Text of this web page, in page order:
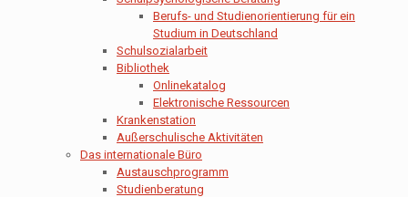
Berufs- und Studienorientierung für ein
Studium in Deutschland
Schulsozialarbeit
Bibliothek
Onlinekatalog
Elektronische Ressourcen
Krankenstation
Außerschulische Aktivitäten
Das internationale Büro
Austauschprogramm
Studienberatung